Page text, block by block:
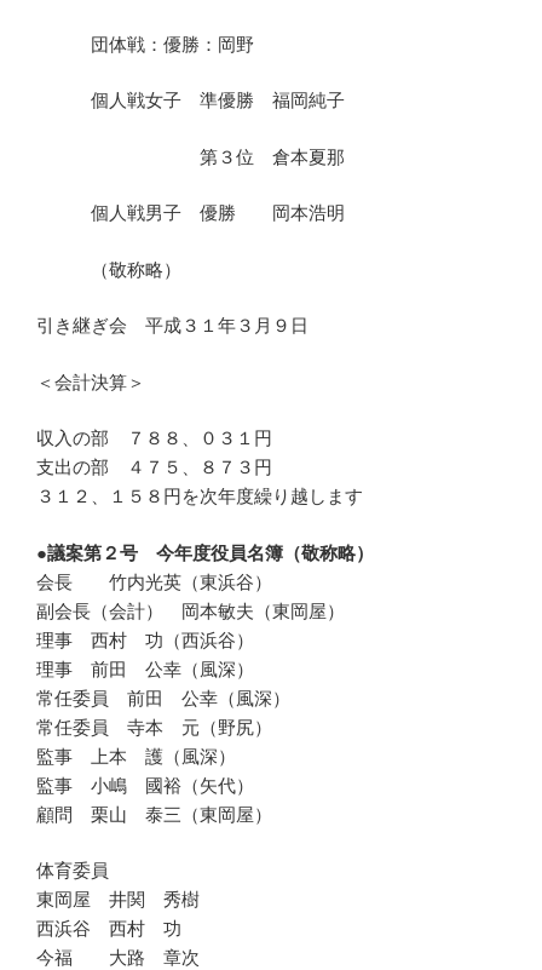
団体戦：優勝：岡野
個人戦女子 準優勝 福岡純子
第３位 倉本夏那
個人戦男子 優勝 岡本浩明
（敬称略）
引き継ぎ会 平成３１年３月９日
＜会計決算＞
収入の部 ７８８、０３１円
支出の部 ４７５、８７３円
３１２、１５８円を次年度繰り越します
●議案第２号 今年度役員名簿（敬称略）
会長 竹内光英（東浜谷）
副会長（会計） 岡本敏夫（東岡屋）
理事 西村 功（西浜谷）
理事 前田 公幸（風深）
常任委員 前田 公幸（風深）
常任委員 寺本 元（野尻）
監事 上本 護（風深）
監事 小嶋 國裕（矢代）
顧問 栗山 泰三（東岡屋）
体育委員
東岡屋 井関 秀樹
西浜谷 西村 功
今福 大路 章次